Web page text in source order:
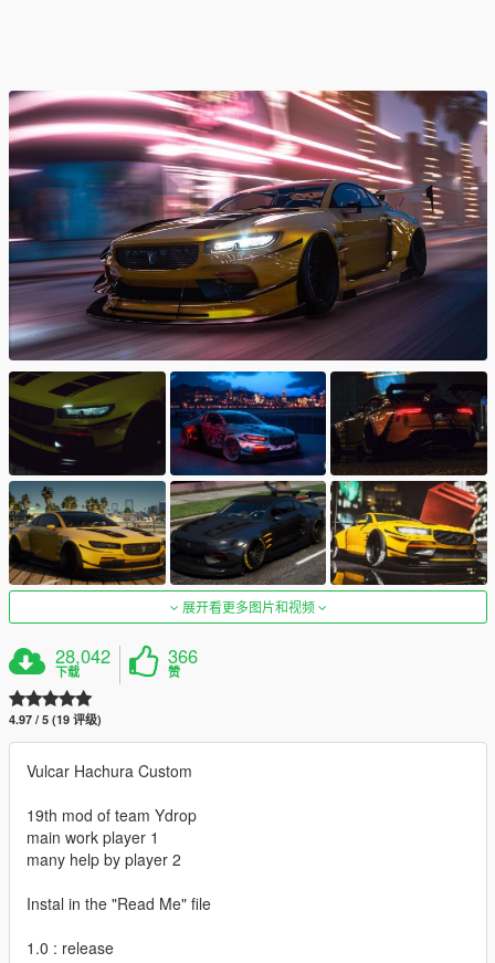
展开看更多图片和视频
28,042
下载
366
赞
4.97 / 5 (19 评级)
Vulcar Hachura Custom
19th mod of team Ydrop
main work player 1
many help by player 2
Instal in the "Read Me" file
1.0 : release